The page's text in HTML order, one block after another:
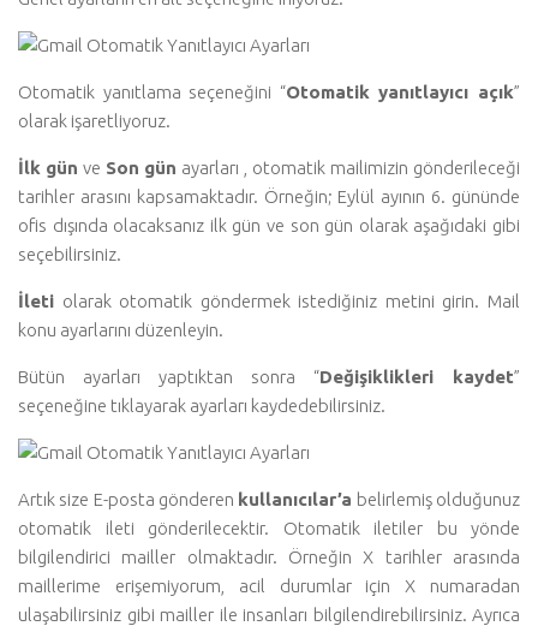
Otomatik yanıtlama seçeneğini “Otomatik yanıtlayıcı açık”
olarak işaretliyoruz.
İlk gün ve Son gün ayarları , otomatik mailimizin gönderileceği
tarihler arasını kapsamaktadır. Örneğin; Eylül ayının 6. gününde
ofis dışında olacaksanız ilk gün ve son gün olarak aşağıdaki gibi
seçebilirsiniz.
İleti olarak otomatik göndermek istediğiniz metini girin. Mail
konu ayarlarını düzenleyin.
Bütün ayarları yaptıktan sonra “Değişiklikleri kaydet”
seçeneğine tıklayarak ayarları kaydedebilirsiniz.
Artık size E-posta gönderen kullanıcılar’a belirlemiş olduğunuz
otomatik ileti gönderilecektir. Otomatik iletiler bu yönde
bilgilendirici mailler olmaktadır. Örneğin X tarihler arasında
maillerime erişemiyorum, acil durumlar için X numaradan
ulaşabilirsiniz gibi mailler ile insanları bilgilendirebilirsiniz. Ayrıca